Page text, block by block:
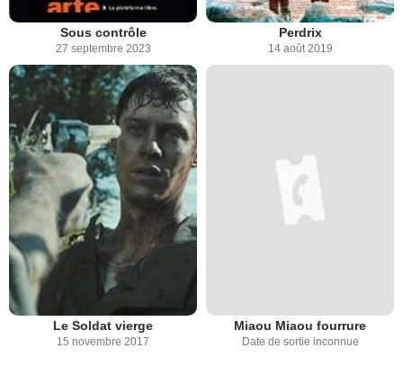
Sous contrôle
27 septembre 2023
Perdrix
14 août 2019
Le Soldat vierge
15 novembre 2017
Miaou Miaou fourrure
Date de sortie inconnue